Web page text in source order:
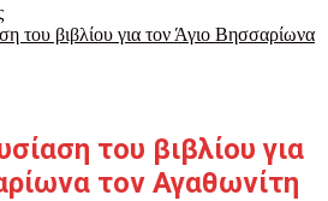
του βιβλίου για τον Άγιο Βησσαρίωνα
του βιβλίου για
τον Αγαθωνίτη